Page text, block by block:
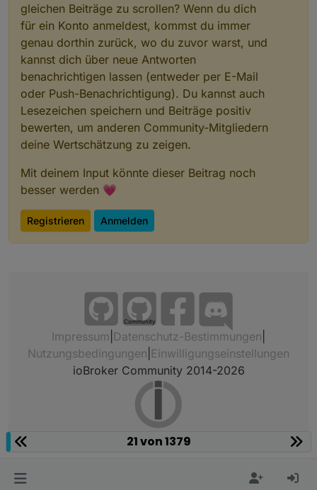
gleichen Beiträge zu scrollen? Wenn du dich
für ein Konto anmeldest, kommst du immer
genau dorthin zurück, wo du zuvor warst, und
kannst dich über neue Antworten
benachrichtigen lassen (entweder per E-Mail
oder Push-Benachrichtigung). Du kannst auch
Lesezeichen speichern und Beiträge positiv
bewerten, um anderen Community-Mitgliedern
deine Wertschätzung zu zeigen.
Mit deinem Input könnte dieser Beitrag noch
besser werden 💗
Registrieren Anmelden
Community
Impressum Datenschutz-Bestimmungen
Nutzungsbedingungen Einwilligungseinstellungen
ioBroker Community 2014-2026
21 von 1379